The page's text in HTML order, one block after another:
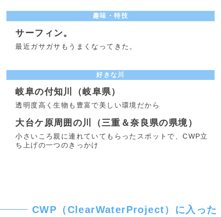
趣味・特技
サーフィン。
最近ガサガサもうまくなってきた。
好きな川
岐阜の付知川（岐阜県）
透明度高く生物も豊富で美しい環境だから
大台ケ原周囲の川（三重＆奈良県の県境）
小さいころ親に連れていてもらったスポットで、CWP立
ち上げの一つのきっかけ
CWP（ClearWaterProject）に入った